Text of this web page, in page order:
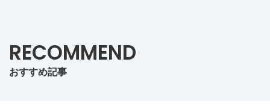
RECOMMEND
おすすめ記事